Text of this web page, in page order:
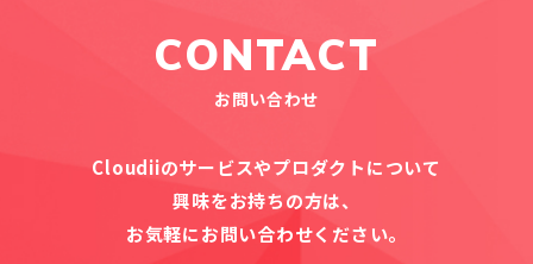
CONTACT
お問い合わせ
Cloudiiのサービスやプロダクトについて
興味をお持ちの方は、
お気軽にお問い合わせください。